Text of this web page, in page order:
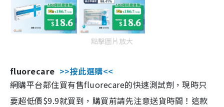
點擊圖片放大
fluorecare >>按此選購<<
網購平台鄰住買有售fluorecare的快速測試劑，現時只
要超低價$9.9就買到，購買前請先注意送貨時間！這款